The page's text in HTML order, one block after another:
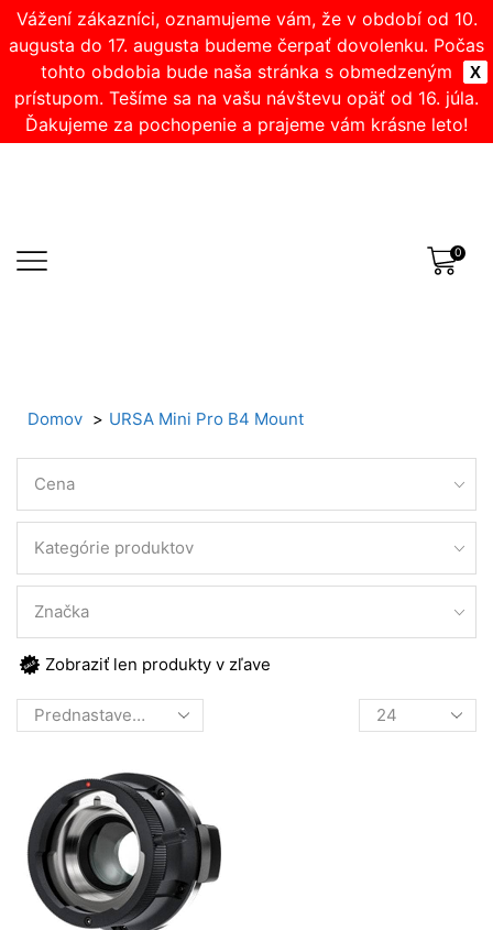
X
Vážení zákazníci, oznamujeme vám, že v období od 10.
augusta do 17. augusta budeme čerpať dovolenku. Počas
tohto obdobia bude naša stránka s obmedzeným
prístupom. Tešíme sa na vašu návštevu opäť od 16. júla.
Ďakujeme za pochopenie a prajeme vám krásne leto!
0
Domov URSA Mini Pro B4 Mount
Cena
Kategórie produktov
Značka
Zobraziť len produkty v zľave
Products
per